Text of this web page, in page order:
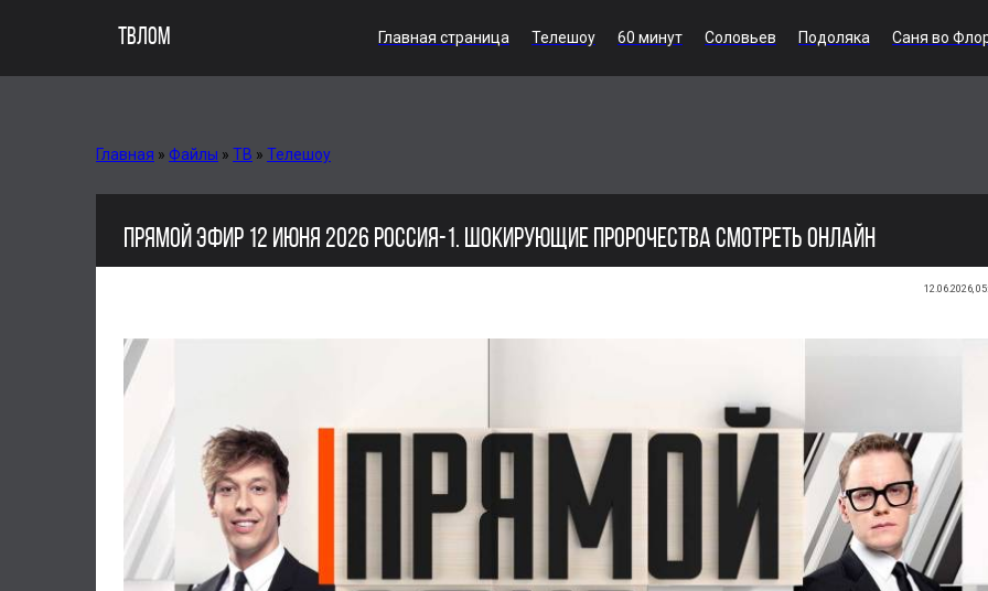
ТВЛОМ Главная страница Телешоу 60 минут Соловьев Подоляка Саня во
Главная » Файлы » ТВ » Телешоу
ПРЯМОЙ ЭФИР 12 ИЮНЯ 2026 РОССИЯ-1. ШОКИРУЮЩИЕ ПРОРОЧЕСТВА СМОТРЕТЬ ОНЛАЙН
12.06.2026,